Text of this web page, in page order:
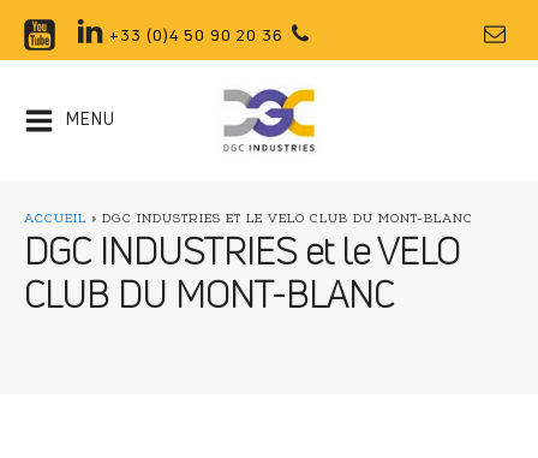
+33 (0)4 50 90 20 36
MENU
ACCUEIL » DGC INDUSTRIES ET LE VELO CLUB DU MONT-BLANC
DGC INDUSTRIES et le VELO
CLUB DU MONT-BLANC